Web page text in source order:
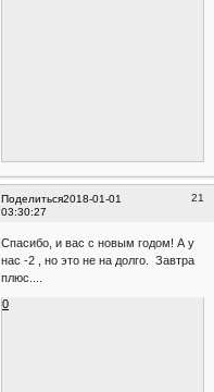
Поделиться 21
2018-01-01
03:30:27
Спасибо, и вас с новым годом! А у
нас -2 , но это не на долго. Завтра
плюс....
0